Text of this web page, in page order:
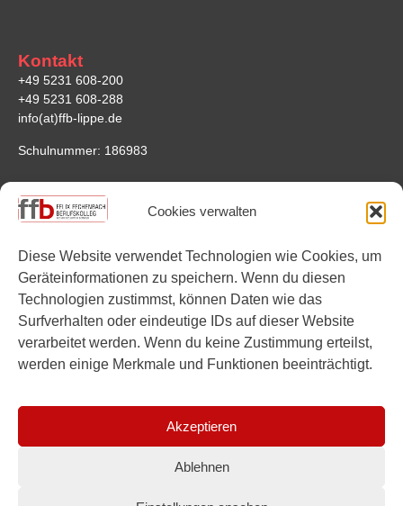
Cookies verwalten
Diese Website verwendet Technologien wie Cookies, um
Geräteinformationen zu speichern. Wenn du diesen
Technologien zustimmst, können Daten wie das
Surfverhalten oder eindeutige IDs auf dieser Website
verarbeitet werden. Wenn du keine Zustimmung erteilst,
werden einige Merkmale und Funktionen beeinträchtigt.
Akzeptieren
Ablehnen
Kontakt
+49 5231 608-200
+49 5231 608-288
info(at)ffb-lippe.de
Schulnummer: 186983
Anfahrt
Felix-Fechenbach-Berufskolleg
32756 Detmold
Google Maps
Links